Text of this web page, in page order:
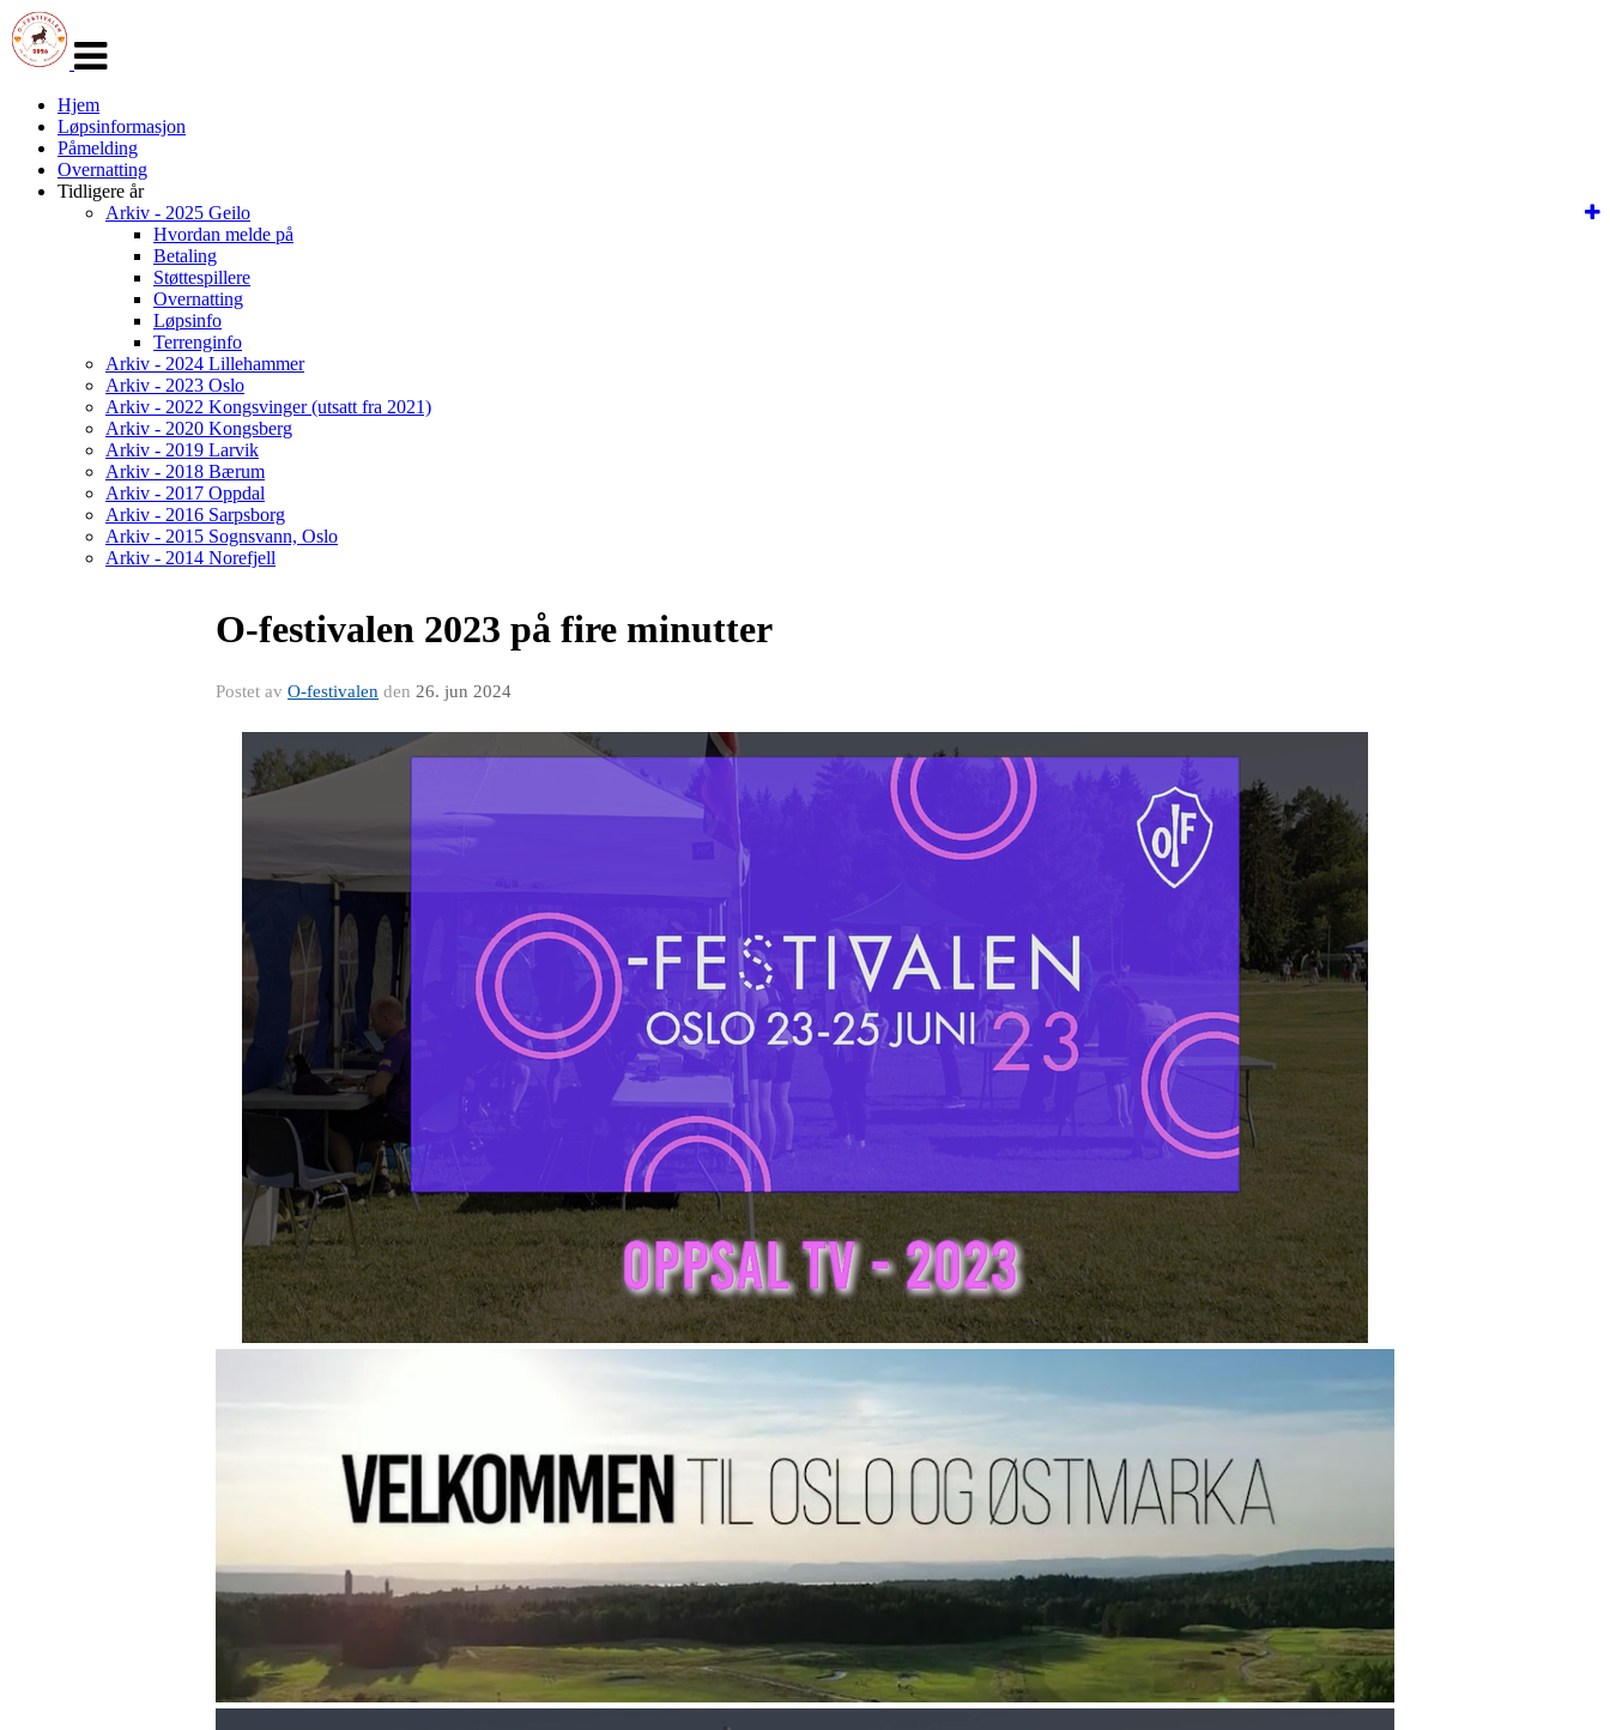
navigasjon
Hjem
Løpsinformasjon
Påmelding
Overnatting
Tidligere år
Arkiv - 2025 Geilo
Hvordan melde på
Betaling
Støttespillere
Overnatting
Løpsinfo
Terrenginfo
Arkiv - 2024 Lillehammer
Arkiv - 2023 Oslo
Arkiv - 2022 Kongsvinger (utsatt fra 2021)
Arkiv - 2020 Kongsberg
Arkiv - 2019 Larvik
Arkiv - 2018 Bærum
Arkiv - 2017 Oppdal
Arkiv - 2016 Sarpsborg
Arkiv - 2015 Sognsvann, Oslo
Arkiv - 2014 Norefjell
O-festivalen 2023 på fire minutter
Postet av O-festivalen den 26. jun 2024